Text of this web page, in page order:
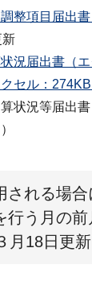
整項目届出書
新
況届出書（エ
セル：274KB
状況等届出
される場
う月の前
月18日更新